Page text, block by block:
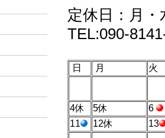
定休日：月
TEL:090-
日 月 火
4休 5休
6
11
12休
13